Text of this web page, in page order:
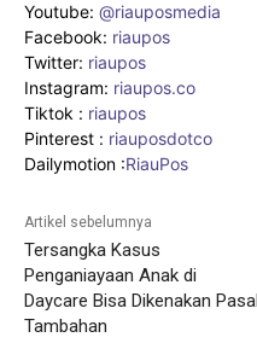
Youtube: @riauposmedia
Facebook: riaupos
Twitter: riaupos
Instagram: riaupos.co
Tiktok : riaupos
Pinterest : riauposdotco
Dailymotion :RiauPos
Artikel sebelumnya
Tersangka Kasus
Penganiayaan Anak di
Daycare Bisa Dikenakan Pasal
Tambahan